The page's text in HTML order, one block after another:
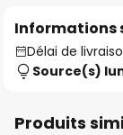
Informations
Délai de
Source(s)
Produits